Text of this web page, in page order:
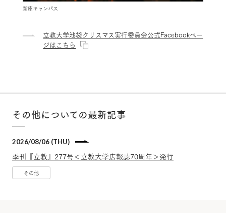
新座キャンパス
立教大学池袋クリスマス実行委員会公式Facebookペー
ジはこちら
その他についての最新記事
2026/08/06 (THU)
季刊『立教』277号＜立教大学広報誌70周年＞発行
その他